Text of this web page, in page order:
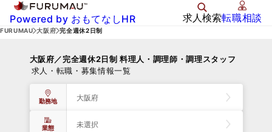
Powered by おもてなしHR 求人検索転職相談
FURUMAU 大阪府 完全週休2日制
大阪府／完全週休2日制 料理人・調理師・調理スタッフ
求人・転職・募集情報一覧
勤務地 大阪府
業態 未選択